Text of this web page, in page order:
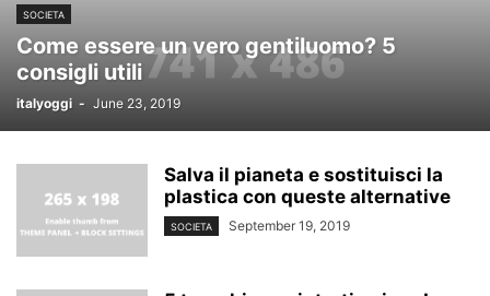
SOCIETA
Come essere un vero gentiluomo? 5
consigli utili
italyoggi - June 23, 2019
Salva il pianeta e sostituisci la
plastica con queste alternative
SOCIETA September 19, 2019